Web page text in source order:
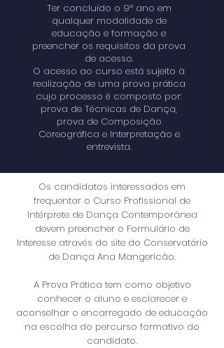
Ter concluído o 9º ano em
qualquer modalidade de
educação e formação e
preencher os requisitos da prova
de acesso.
O acesso ao curso está sujeito à
realização de uma prova prática
cujo processo é composto por:
prova de Técnicas de Dança,
prova de Composição
Coreográfica e Interpretação e
entrevista.
Os candidatos interessados em
frequentar o Curso Profissional de
Intérprete de Dança Contemporânea
devem preencher o Formulário de
Interesse através do site do Conservatório
de Dança Ana Mangericão.
A Prova Prática tem como objetivo
conhecer o aluno e esclarecer e
aconselhar o encarregado de educação
na escolha do percurso formativo do
candidato.